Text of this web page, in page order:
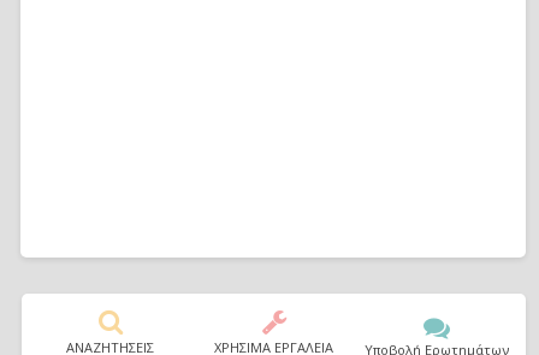
ΑΝΑΖΗΤΗΣΕΙΣ ΧΡΗΣΙΜΑ ΕΡΓΑΛΕΙΑ Υποβολή Ερωτημάτων